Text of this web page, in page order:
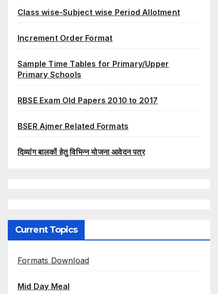
Class wise-Subject wise Period Allotment
Increment Order Format
Sample Time Tables for Primary/Upper
Primary Schools
RBSE Exam Old Papers 2010 to 2017
BSER Ajmer Related Formats
दिव्यांग बालकों हेतु विभिन्न योजना आवेदन पत्र
Current Topics
Formats Download
Mid Day Meal